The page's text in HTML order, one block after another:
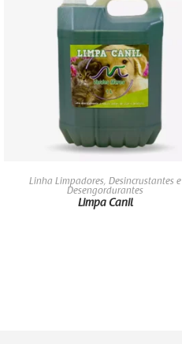
LEIA MAIS
Linha Limpadores, Desincrustantes e
Desengordurantes
Limpa Canil